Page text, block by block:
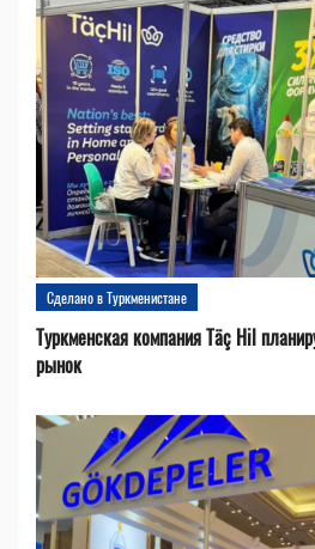
Сделано в Туркменистане
Туркменская компания Täç Hil
рынок